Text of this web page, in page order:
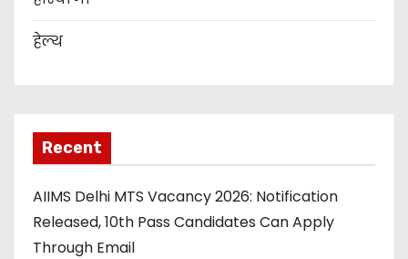
हेल्थ
Recent
AIIMS Delhi MTS Vacancy 2026: Notification
Released, 10th Pass Candidates Can Apply
Through Email